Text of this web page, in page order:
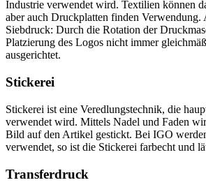
Industrie verwendet wird. Textilien können
aber auch Druckplatten finden
Siebdruck: Durch die Rotation der
Platzierung des Logos nicht immer
ausgerichtet.
Stickerei
Stickerei ist eine Veredlungstechnik, die
verwendet wird. Mittels Nadel und Faden
Bild auf den Artikel gestickt. Bei IGO
verwendet, so ist die Stickerei farbecht und
Transferdruck